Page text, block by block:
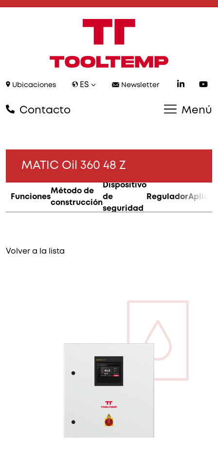
Ubicaciones ES Newsletter
Contacto Menú
MATIC Oil 360 48 Z
Funciones
Método de
construcción
Dispositivo
de
seguridad
Regulador
Volver a la lista